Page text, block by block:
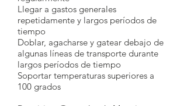
Llegar a gastos generales
repetidamente y largos períodos de
tiempo
Doblar, agacharse y gatear debajo de
algunas líneas de transporte durante
largos períodos de tiempo
Soportar temperaturas superiores a
100 grados